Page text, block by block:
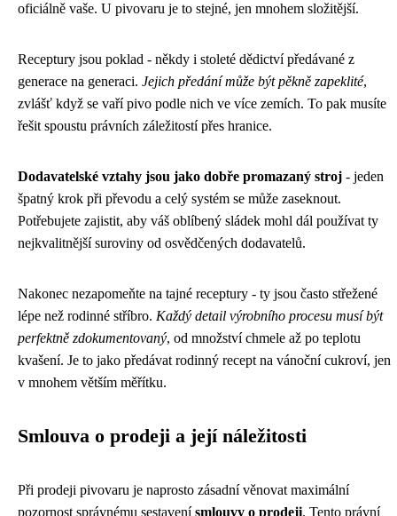
oficiálně vaše. U pivovaru je to stejné, jen mnohem složitější.
Receptury jsou poklad - někdy i stoleté dědictví předávané z
generace na generaci. Jejich předání může být pěkně zapeklité,
zvlášť když se vaří pivo podle nich ve více zemích. To pak musíte
řešit spoustu právních záležitostí přes hranice.
Dodavatelské vztahy jsou jako dobře promazaný stroj - jeden
špatný krok při převodu a celý systém se může zaseknout.
Potřebujete zajistit, aby váš oblíbený sládek mohl dál používat ty
nejkvalitnější suroviny od osvědčených dodavatelů.
Nakonec nezapomeňte na tajné receptury - ty jsou často střežené
lépe než rodinné stříbro. Každý detail výrobního procesu musí být
perfektně zdokumentovaný, od množství chmele až po teplotu
kvašení. Je to jako předávat rodinný recept na vánoční cukroví, jen
v mnohem větším měřítku.
Smlouva o prodeji a její náležitosti
Při prodeji pivovaru je naprosto zásadní věnovat maximální
pozornost správnému sestavenísmlouvy o prodeji. Tento právní